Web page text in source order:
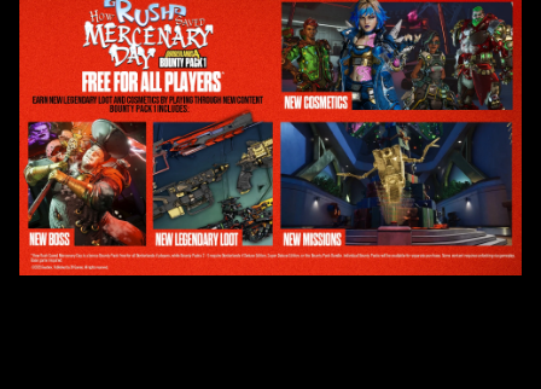
cliqu
ant
sur
Joue
r,
vous
acce